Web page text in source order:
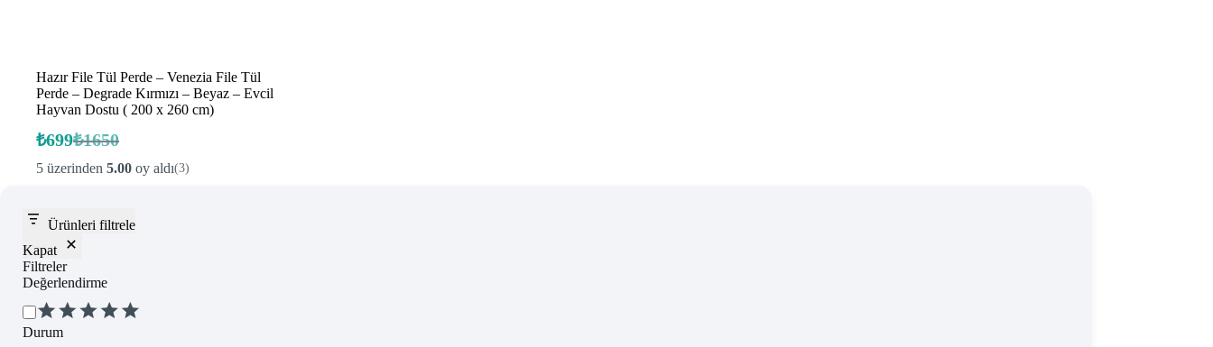
Hazır File Tül Perde – Venezia File Tül
Perde – Degrade Kırmızı – Beyaz – Evcil
Hayvan Dostu ( 200 x 260 cm)
₺1650
Orijinal
fiyat:
₺699 Şu
andaki
fiyat:
5 üzerinden 5.00 oy aldı(3)
Ürünleri filtrele
Kapat
Filtreler
Değerlendirme
Değerlendirme
Durum